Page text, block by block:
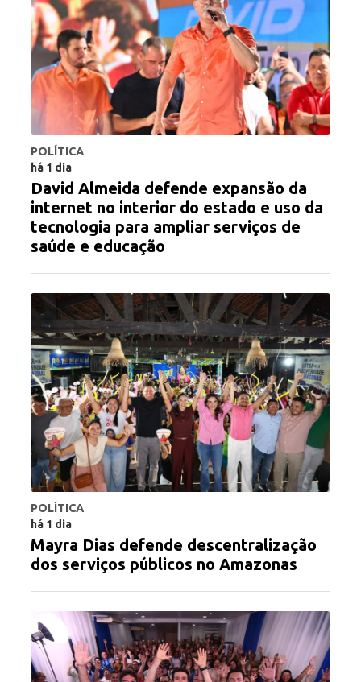
POLÍTICA
há 1 dia
David Almeida defende expansão da
internet no interior do estado e uso da
tecnologia para ampliar serviços de
saúde e educação
POLÍTICA
há 1 dia
Mayra Dias defende descentralização
dos serviços públicos no Amazonas